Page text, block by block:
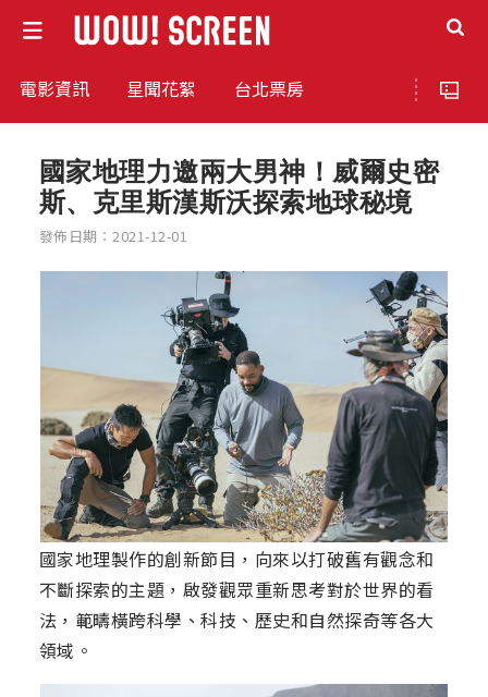
電影資訊 星聞花絮 台北票房
國家地理力邀兩大男神！威爾史密
斯、克里斯漢斯沃探索地球秘境
發佈日期：2021-12-01
國家地理製作的創新節目，向來以打破舊有觀念和
不斷探索的主題，啟發觀眾重新思考對於世界的看
法，範疇橫跨科學、科技、歷史和自然探奇等各大
領域。